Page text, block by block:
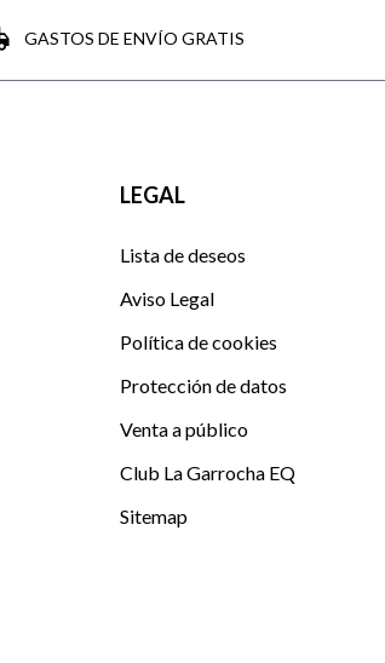
GASTOS DE ENVÍO GRATIS
LEGAL
Lista de deseos
Aviso Legal
Política de cookies
Protección de datos
Venta a público
Club La Garrocha EQ
Sitemap